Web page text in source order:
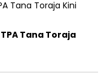
Tana Toraja